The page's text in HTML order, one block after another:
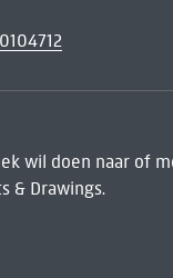
wil doen naar of
& Drawings.